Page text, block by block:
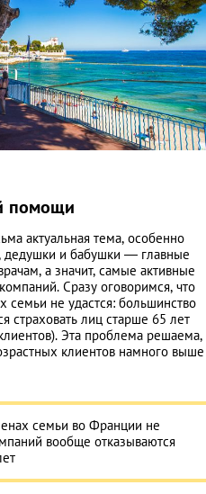
помощи
актуальная тема, особенно
дедушки и бабушки — главные
а значит, самые активные
Сразу оговоримся, что
семьи не удастся: большинство
страховать лиц старше 65 лет
Эта проблема решаема,
клиентов намного выше
семьи во Франции не
вообще отказываются